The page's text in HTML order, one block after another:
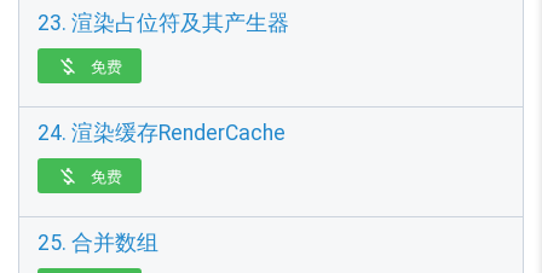
23. 渲染占位符及其产生器
 免费
24. 渲染缓存RenderCache
 免费
25. 合并数组